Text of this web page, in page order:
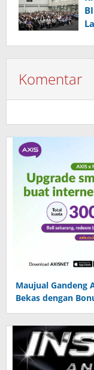
Komentar
Maujual Gandeng
Bekas dengan